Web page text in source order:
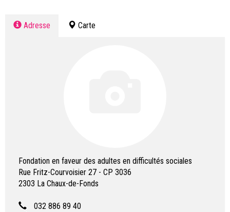
Adresse Carte
Fondation en faveur des adultes en difficultés sociales
Rue Fritz-Courvoisier 27 - CP 3036
2303 La Chaux-de-Fonds
032 886 89 40